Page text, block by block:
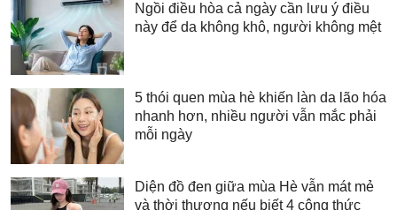
Ngồi điều hòa cả ngày cần lưu ý điều
này để da không khô, người không mệt
5 thói quen mùa hè khiến làn da lão hóa
nhanh hơn, nhiều người vẫn mắc phải
mỗi ngày
Diện đồ đen giữa mùa Hè vẫn mát mẻ
và thời thượng nếu biết 4 công thức